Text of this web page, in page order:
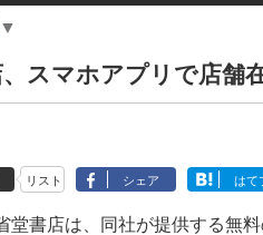
▼
スマホアプリで店舗
リスト シェア はて
書店は、同社が提供する無